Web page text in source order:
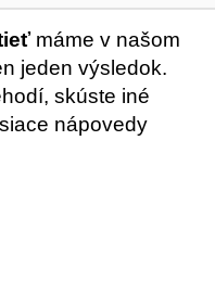
máme v našom
jeden výsledok.
skúste iné
nápovedy